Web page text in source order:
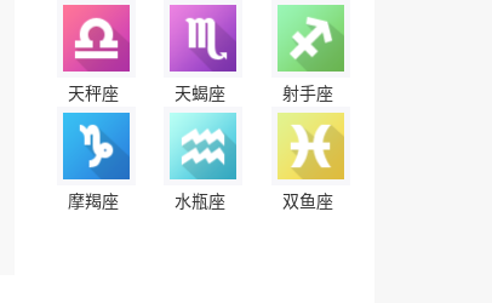
天秤座 天蝎座 射手座
摩羯座 水瓶座 双鱼座